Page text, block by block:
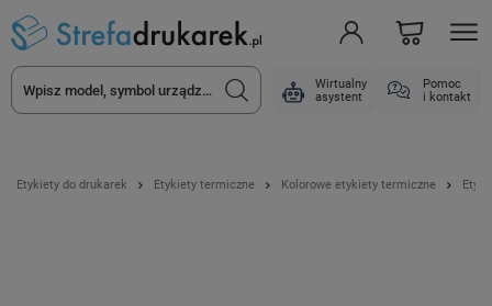
Wirtualny
asystent
Pomoc
i kontakt
Etykiety do drukarek Etykiety termiczne Kolorowe etykiety termiczne